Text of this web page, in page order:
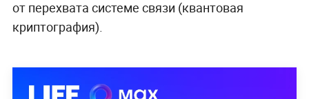
от перехвата системе связи (квантовая
криптография).